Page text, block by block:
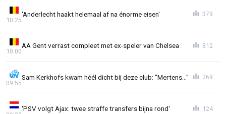
'Anderlecht haakt helemaal af na énorme eisen'
10:25
379
AA Gent verrast compleet met ex-speler van Chelsea
10:00
312
Sam Kerkhofs kwam héél dicht bij deze club: "Mertens..."
09:55
269
'PSV volgt Ajax: twee straffe transfers bijna rond' 124